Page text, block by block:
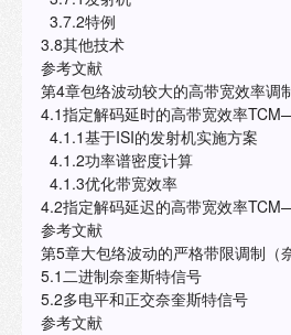
3.7.2特例
3.8其他技术
参考文献
第4章包络波动较大的高带宽效率调
4.1指定解码延时的高带宽效率
4.1.1基于ISI的发射机实施方案
4.1.2功率谱密度计算
4.1.3优化带宽效率
4.2指定解码延迟的高带宽效率
参考文献
第5章大包络波动的严格带限调制（
5.1二进制奈奎斯特信号
5.2多电平和正交奈奎斯特信号
参考文献